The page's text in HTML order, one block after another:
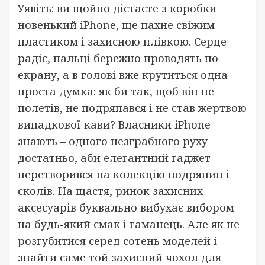
Уявіть: ви щойно дістаєте з коробки
новенький iPhone, ще пахне свіжим
пластиком і захисною плівкою. Серце
радіє, пальці бережно проводять по
екрану, а в голові вже крутиться одна
проста думка: як би так, щоб він не
полетів, не подряпався і не став жертвою
випадкової кави? Власники iPhone
знають – одного незграбного руху
достатньо, аби елегантний гаджет
перетворився на колекцію подряпин і
сколів. На щастя, ринок захисних
аксесуарів буквально вибухає вибором
на будь-який смак і гаманець. Але як не
розгубитися серед сотень моделей і
знайти саме той захисний чохол для